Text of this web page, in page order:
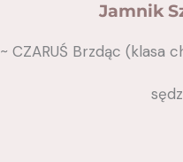
Jamnik
~ CZARUŚ Brzdąc (klasa